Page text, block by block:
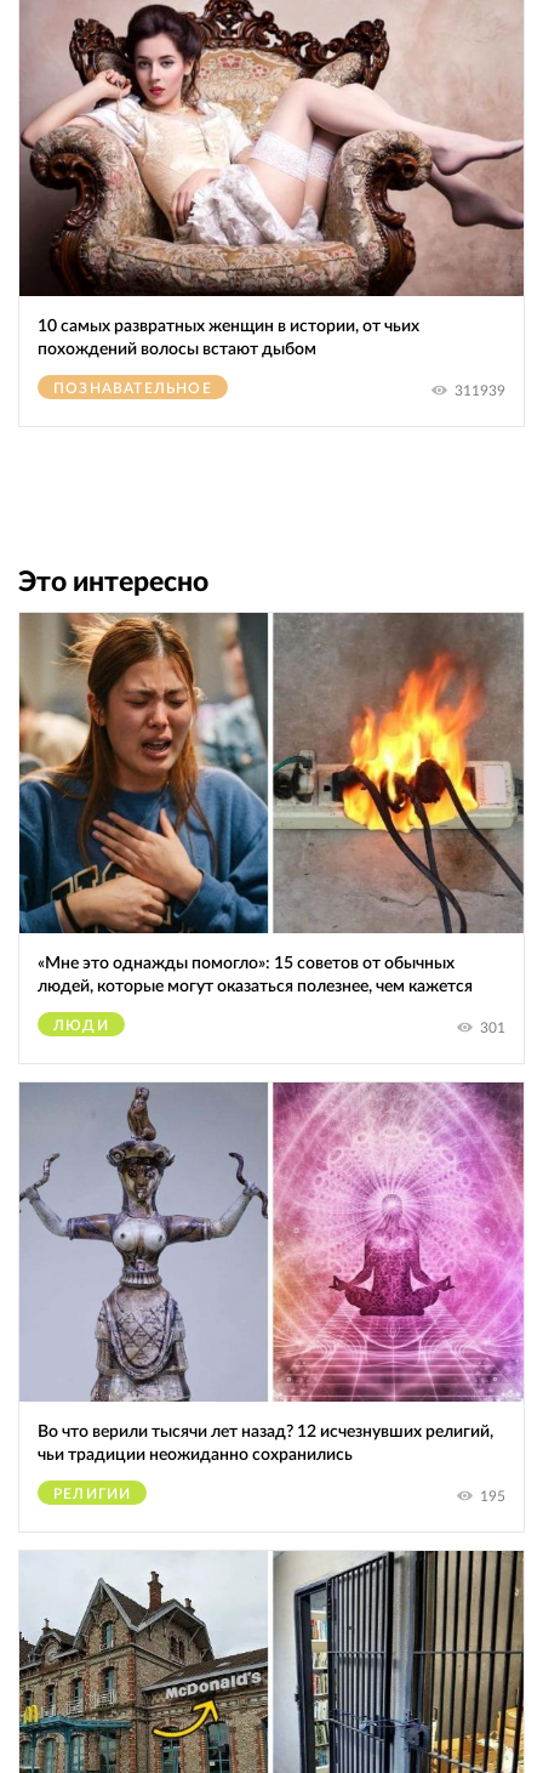
10 самых развратных женщин в истории, от чьих
похождений волосы встают дыбом
ПОЗНАВАТЕЛЬНОЕ 311939
Это интересно
«Мне это однажды помогло»: 15 советов от обычных
людей, которые могут оказаться полезнее, чем кажется
ЛЮДИ 301
Во что верили тысячи лет назад? 12 исчезнувших религий,
чьи традиции неожиданно сохранились
РЕЛИГИИ 195